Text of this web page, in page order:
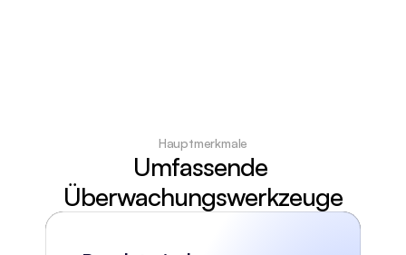
Hauptmerkmale
Umfassende
Überwachungswerkzeuge